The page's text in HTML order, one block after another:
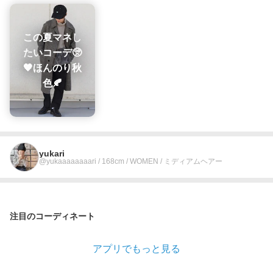
この夏マネし
たいコーデ🥺
🧡ほんのり秋
色🍂
yukari
@yukaaaaaaaari / 168cm / WOMEN / ミディアムヘアー
注目のコーディネート
アプリでもっと見る